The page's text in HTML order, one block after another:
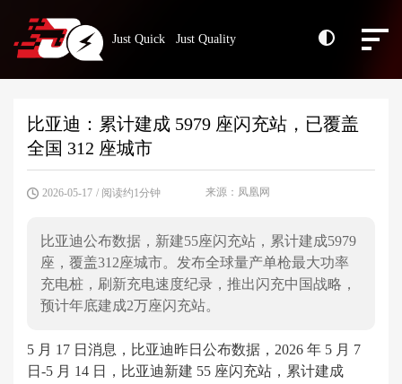
Just Quick Just Quality
比亚迪：累计建成 5979 座闪充站，已覆盖
全国 312 座城市
2026-05-17 / 阅读约1分钟 来源：凤凰网
比亚迪公布数据，新建55座闪充站，累计建成5979
座，覆盖312座城市。发布全球量产单枪最大功率
充电桩，刷新充电速度纪录，推出闪充中国战略，
预计年底建成2万座闪充站。
5 月 17 日消息，比亚迪昨日公布数据，2026 年 5 月 7
日-5 月 14 日，比亚迪新建 55 座闪充站，累计建成